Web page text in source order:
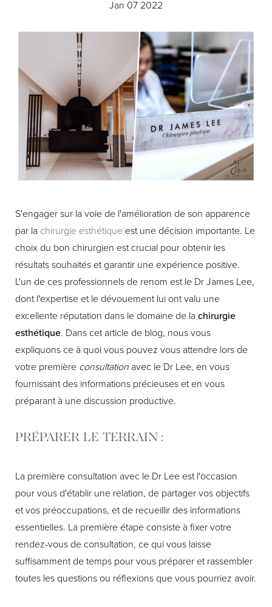
Jan 07 2022
S'engager sur la voie de l'amélioration de son apparence
par la chirurgie esthétiqueest une décision importante. Le
choix du bon chirurgien est crucial pour obtenir les
résultats souhaités et garantir une expérience positive.
L'un de ces professionnels de renom est le Dr James Lee,
dont l'expertise et le dévouement lui ont valu une
excellente réputation dans le domaine de la chirurgie
esthétique. Dans cet article de blog, nous vous
expliquons ce à quoi vous pouvez vous attendre lors de
votre première consultation avec le Dr Lee, en vous
fournissant des informations précieuses et en vous
préparant à une discussion productive.
PRÉPARER LE TERRAIN :
La première consultation avec le Dr Lee est l'occasion
pour vous d'établir une relation, de partager vos objectifs
et vos préoccupations, et de recueillir des informations
essentielles. La première étape consiste à fixer votre
rendez-vous de consultation, ce qui vous laisse
suffisamment de temps pour vous préparer et rassembler
toutes les questions ou réflexions que vous pourriez avoir.